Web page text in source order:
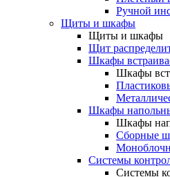
Ручной
Щиты и шкафы
Щиты и шкафы
Щит
Шкафы
Шкафы
Шкафы
Шкафы
Сборные
Системы
Системы